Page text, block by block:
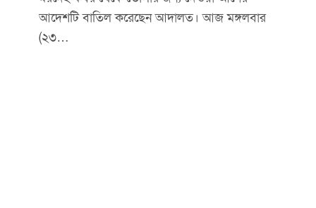
আদেশটি বাতিল করেছেন আদালত। আজ মঙ্গলবার
(২৩…